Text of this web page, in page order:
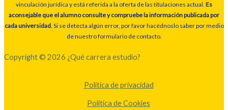
vinculación jurídica y está referida a la oferta de las titulaciones actual. Es
aconsejable que el alumno consulte y compruebe la información publicada por
cada universidad. Si se detecta algún error, por favor hacédnoslo saber por medio
de nuestro formulario de contacto.
Copyright © 2026 ¿Qué carrera estudio?
Política de privacidad
Política de Cookies